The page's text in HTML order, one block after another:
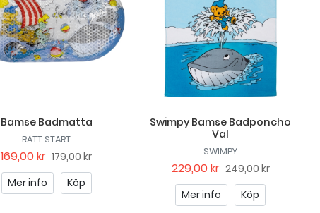
Bamse Badmatta
RÄTT START
169,00 kr 179,00 kr
Mer info
Köp
Swimpy Bamse Badponcho
Val
SWIMPY
229,00 kr 249,00 kr
Mer info
Köp